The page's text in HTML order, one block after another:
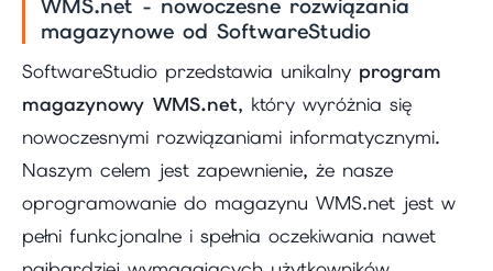
WMS.net - nowoczesne rozwiązania
magazynowe od SoftwareStudio
SoftwareStudio przedstawia unikalny program
magazynowy WMS.net, który wyróżnia się
nowoczesnymi rozwiązaniami informatycznymi.
Naszym celem jest zapewnienie, że nasze
oprogramowanie do magazynu WMS.net jest w
pełni funkcjonalne i spełnia oczekiwania nawet